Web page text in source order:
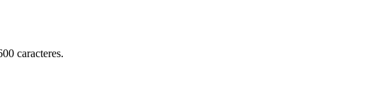
caracteres.